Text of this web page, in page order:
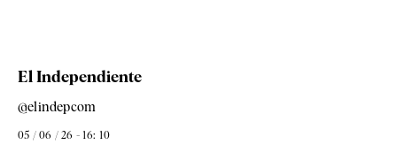
El Independiente
@elindepcom
05 / 06 / 26 - 16: 10